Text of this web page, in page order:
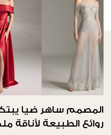
المصمم ساهر ضيا
روائع الطبيعة لأناقة ملكية بامتياز!